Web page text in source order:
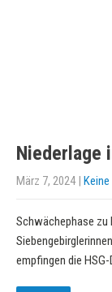
Niederlage
März 7, 2024|
Schwächephase
empfingen die